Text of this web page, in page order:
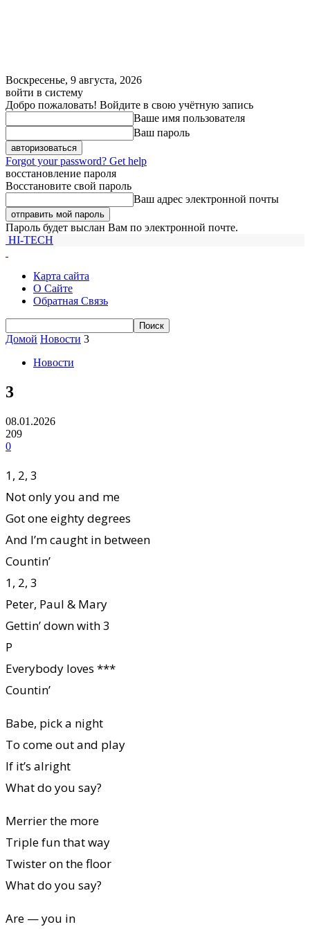
Воскресенье, 9 августа, 2026
войти в систему
Добро пожаловать! Войдите в свою учётную запись
Ваше имя пользователя
Ваш пароль
Forgot your password? Get help
восстановление пароля
Восстановите свой пароль
Ваш адрес электронной почты
Пароль будет выслан Вам по электронной почте.
HI-TECH
Карта сайта
О Сайте
Обратная Связь
Домой Новости 3
Новости
3
08.01.2026
209
0
1, 2, 3
Not only you and me
Got one eighty degrees
And I’m caught in between
Countin’
1, 2, 3
Peter, Paul & Mary
Gettin’ down with 3
P
Everybody loves ***
Countin’
Babe, pick a night
To come out and play
If it’s alright
What do you say?
Merrier the more
Triple fun that way
Twister on the floor
What do you say?
Are — you in